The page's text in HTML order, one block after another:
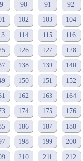
90 91 92
102 103 104
114 115 116
126 127 128
138 139 140
150 151 152
162 163 164
174 175 176
186 187 188
198 199 200
210 211 212